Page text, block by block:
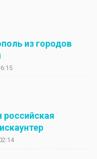
из городов
российская